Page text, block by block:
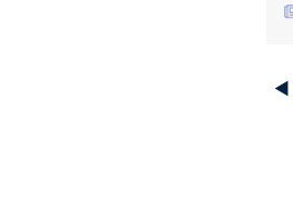
◄